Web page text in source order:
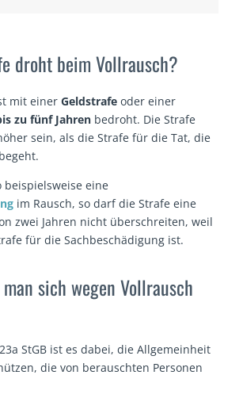
droht beim Vollrausch?
mit einerGeldstrafe oder einer
zu fünf Jahren bedroht. Die Strafe
sein, als die Strafe für die Tat, die
beispielsweise eine
im Rausch, so darf die Strafe eine
zwei Jahren nicht überschreiten, weil
für die Sachbeschädigung ist.
sich wegen Vollrausch
StGB ist es dabei, die Allgemeinheit
die von berauschten Personen